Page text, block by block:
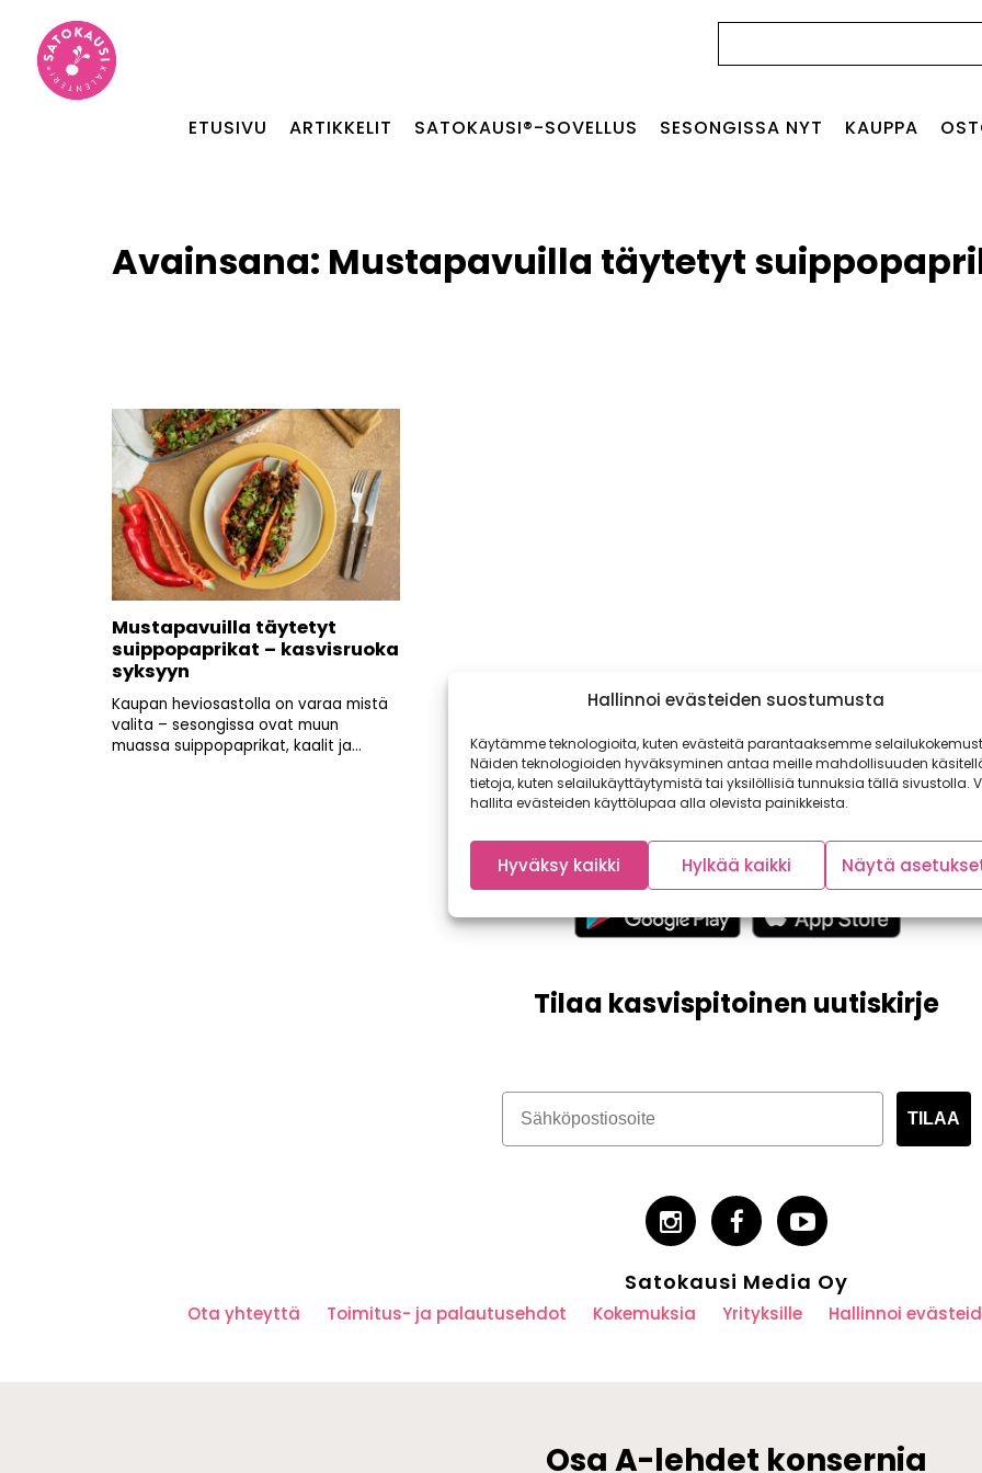
Hallinnoi evästeiden suostumusta
Käytämme teknologioita, kuten evästeitä parantaaksemme
Näiden teknologioiden hyväksyminen antaa meille mahdollisuuden
tietoja, kuten selailukäyttäytymistä tai yksilöllisiä tunnuksia tällä sivustolla.
hallita evästeiden käyttölupaa alla olevista painikkeista.
Hyväksy kaikki Hylkää kaikki Näytä
ETUSIVU ARTIKKELIT SATOKAUSI®-SOVELLUS SESONGISSA NYT KAUPPA
Avainsana: Mustapavuilla täytetyt
Mustapavuilla täytetyt
suippopaprikat – kasvisruoka
syksyyn
Kaupan heviosastolla on varaa mistä
valita – sesongissa ovat muun
muassa suippopaprikat, kaalit ja...
Tilaa kasvispitoinen uutiskirje
TILAA
Satokausi Media Oy
Ota yhteyttä Toimitus- ja palautusehdot Kokemuksia Yrityksille Hallinnoi
Osa A-lehdet konsernia